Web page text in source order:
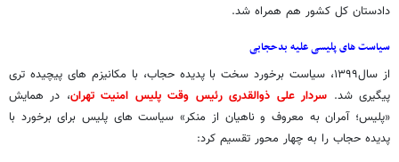
دادستان کل کشور هم همراه شد.
سیاست های پلیسی علیه بدحجابی
از سال۱۳۹۹، سیاست برخورد سخت با پدیده حجاب، با مکانیزم های پیچیده تری
پیگیری شد. سردار علی ذوالقدری رئیس وقت پلیس امنیت تهران، در همایش
«پلیس؛ آمران به معروف و ناهیان از منکر» سیاست های پلیس برای برخورد با
پدیده حجاب را به چهار محور تقسیم کرد: